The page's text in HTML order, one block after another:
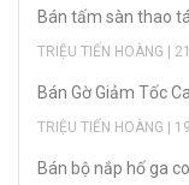
Bán tấm sàn thao
TRIỆU TIẾN HOÀNG |
Bán Gờ Giảm Tốc
TRIỆU TIẾN HOÀNG |
Bán bộ nắp hố ga